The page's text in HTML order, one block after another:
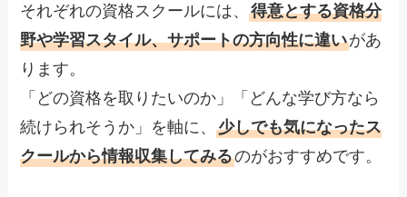
それぞれの資格スクールには、得意とする資格分
野や学習スタイル、サポートの方向性に違いがあ
ります。
「どの資格を取りたいのか」「どんな学び方なら
続けられそうか」を軸に、少しでも気になったス
クールから情報収集してみるのがおすすめです。